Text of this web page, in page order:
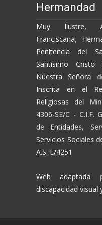
Hermandad
Muy Ilustre,
Franciscana,
Penitencia del
Santísimo
Nuestra Señora
Inscrita en el
Religiosas del
4306-SE/C - C.I.F.
de Entidades,
Servicios Sociales
A.S. E/4251
Web adaptada
discapacidad visual